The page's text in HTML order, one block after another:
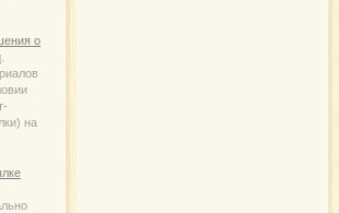
о
на